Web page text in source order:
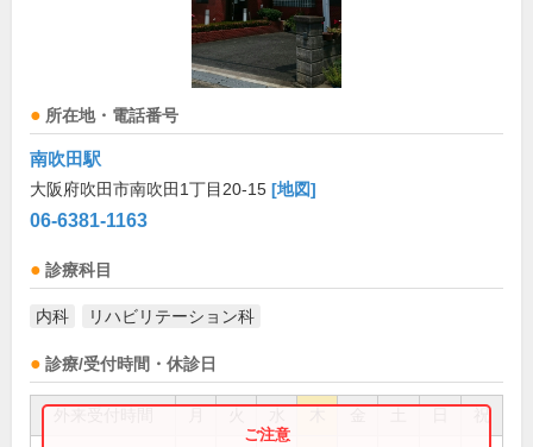
所在地・電話番号
南吹田駅
大阪府吹田市南吹田1丁目20-15 [地図]
06-6381-1163
診療科目
内科 リハビリテーション科
診療/受付時間・休診日
祝